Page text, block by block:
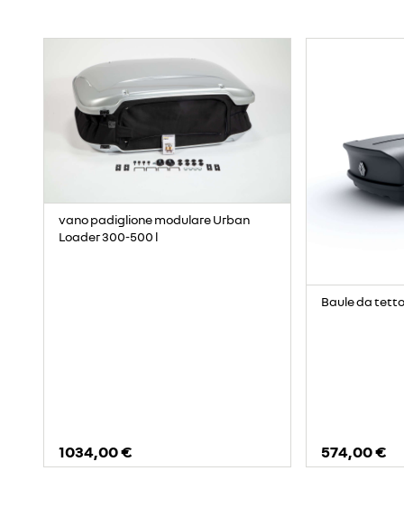
vano padiglione modulare Urban
Loader 300-500 l
1034,00 €
Baule da
574,00 €